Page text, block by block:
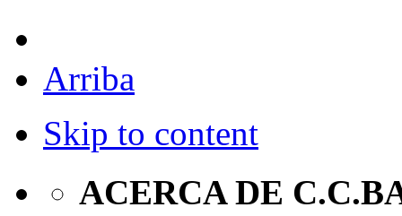
Arriba
Skip to content
ACERCA DE